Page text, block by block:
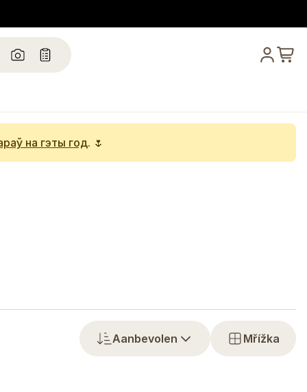
на гэты год. 🌷
Aanbevolen Mřížka